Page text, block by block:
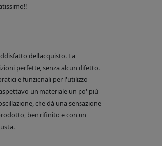
dell'acquisto. La
perfette, senza alcun difetto.
e funzionali per l'utilizzo
un materiale un po' più
che dà una sensazione
ben rifinito e con un